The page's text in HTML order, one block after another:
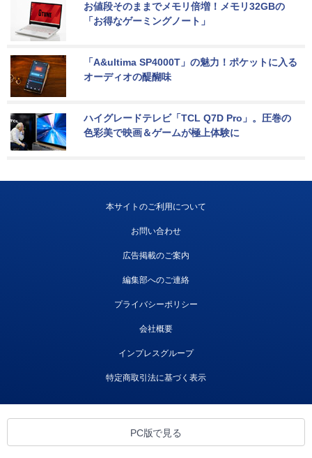
お値段そのままでメモリ倍増！メモリ32GBの
「お得なゲーミングノート」
「A&ultima SP4000T」の魅力！ポケットに入る
オーディオの醍醐味
ハイグレードテレビ「TCL Q7D Pro」。圧巻の
色彩美で映画＆ゲームが極上体験に
本サイトのご利用について
お問い合わせ
広告掲載のご案内
編集部へのご連絡
プライバシーポリシー
会社概要
インプレスグループ
特定商取引法に基づく表示
PC版で見る